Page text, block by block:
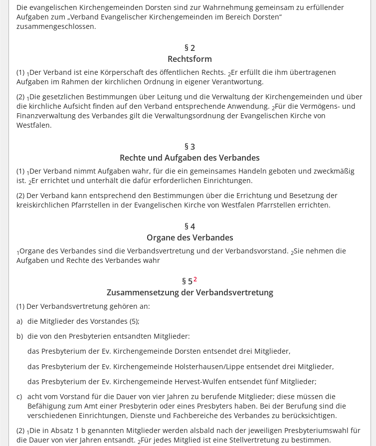
Die evangelischen Kirchengemeinden Dorsten sind zur Wahrnehmung gemeinsam zu erfüllender
Aufgaben zum „Verband Evangelischer Kirchengemeinden im Bereich Dorsten“
zusammengeschlossen.
§ 2
Rechtsform
(1) 1 Der Verband ist eine Körperschaft des öffentlichen Rechts. 2Er erfüllt die ihm übertragenen
Aufgaben im Rahmen der kirchlichen Ordnung in eigener Verantwortung.
(2) 1 Die gesetzlichen Bestimmungen über Leitung und die Verwaltung der Kirchengemeinden und über
die kirchliche Aufsicht finden auf den Verband entsprechende Anwendung. 2Für die Vermögens- und
Finanzverwaltung des Verbandes gilt die Verwaltungsordnung der Evangelischen Kirche von
Westfalen.
§ 3
Rechte und Aufgaben des Verbandes
(1) 1 Der Verband nimmt Aufgaben wahr, für die ein gemeinsames Handeln geboten und zweckmäßig
ist. 2Er errichtet und unterhält die dafür erforderlichen Einrichtungen.
(2) Der Verband kann entsprechend den Bestimmungen über die Errichtung und Besetzung der
kreiskirchlichen Pfarrstellen in der Evangelischen Kirche von Westfalen Pfarrstellen errichten.
§ 4
Organe des Verbandes
1 Organe des Verbandes sind die Verbandsvertretung und der Verbandsvorstand. 2Sie nehmen die
Aufgaben und Rechte des Verbandes wahr
§ 52
Zusammensetzung der Verbandsvertretung
(1) Der Verbandsvertretung gehören an:
die Mitglieder des Vorstandes (5);
die von den Presbyterien entsandten Mitglieder:
das Presbyterium der Ev. Kirchengemeinde Dorsten entsendet drei Mitglieder,
das Presbyterium der Ev. Kirchengemeinde Holsterhausen/Lippe entsendet drei Mitglieder,
das Presbyterium der Ev. Kirchengemeinde Hervest-Wulfen entsendet fünf Mitglieder;
acht vom Vorstand für die Dauer von vier Jahren zu berufende Mitglieder; diese müssen die
Befähigung zum Amt einer Presbyterin oder eines Presbyters haben. Bei der Berufung sind die
verschiedenen Einrichtungen, Dienste und Fachbereiche des Verbandes zu berücksichtigen.
(2) 1 Die in Absatz 1 b genannten Mitglieder werden alsbald nach der jeweiligen Presbyteriumswahl für
die Dauer von vier Jahren entsandt. 2Für jedes Mitglied ist eine Stellvertretung zu bestimmen.